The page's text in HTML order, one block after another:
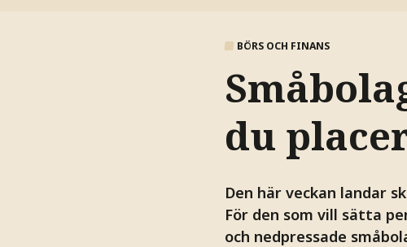
BÖRS OCH FINANS
du
Den här veckan landar
För den som vill sätta
och nedpressade